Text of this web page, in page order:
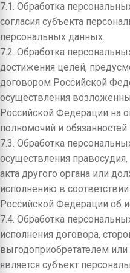
7.1. Обработка
согласия субъекта
персональных данных.
7.2. Обработка
достижения целей,
договором Российской
осуществления
Российской Федерации на
полномочий и обязанностей.
7.3. Обработка
осуществления
акта другого органа или
исполнению в
Российской Федерации об
7.4. Обработка
исполнения договора,
выгодоприобретателем
является субъект